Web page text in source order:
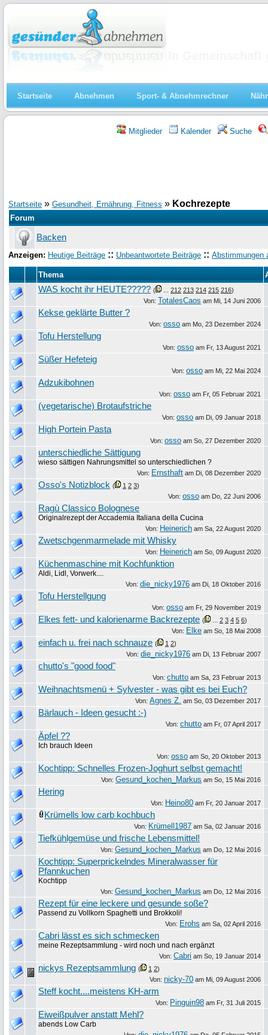
Startseite Abnehmen Sport- & Abnehmrechner
Mitglieder Kalender Suche
Startseite » Gesundheit, Ernährung, Fitness » Kochrezepte
Forum
Backen
Anzeigen: Heutige Beiträge :: Unbeantwortete Beiträge :: Abstimmungen
Thema
WAS kocht ihr HEUTE????? ( 212 213 214 215 216)
Von: TotalesCaos am Mi, 14 Juni 2006
Kekse geklärte Butter ?
Von: osso am Mo, 23 Dezember 2024
Tofu Herstellung
Von: osso am Fr, 13 August 2021
Süßer Hefeteig
Von: osso am Mi, 22 Mai 2024
Adzukibohnen
Von: osso am Fr, 05 Februar 2021
(vegetarische) Brotaufstriche
Von: osso am Di, 09 Januar 2018
High Portein Pasta
Von: osso am So, 27 Dezember 2020
unterschiedliche Sättigung
wieso sättigen Nahrungsmittel so unterschiedlichen ?
Von: Ernsthaft am Di, 08 Dezember 2020
Osso's Notizblock ( 1 2 3)
Von: osso am Do, 22 Juni 2006
Ragù Classico Bolognese
Originalrezept der Accademia Italiana della Cucina
Von: Heinerich am Sa, 22 August 2020
Zwetschgenmarmelade mit Whisky
Von: Heinerich am So, 09 August 2020
Küchenmaschine mit Kochfunktion
Aldi, Lidl, Vorwerk....
Von: die_nicky1976 am Di, 18 Oktober 2016
Tofu Herstellgung
Von: osso am Fr, 29 November 2019
Elkes fett- und kalorienarme Backrezepte ( 2 3 4 5 6)
Von: Elke am So, 18 Mai 2008
einfach u. frei nach schnauze ( 1 2)
Von: die_nicky1976 am Di, 13 Februar 2007
chutto's "good food"
Von: chutto am Sa, 23 Februar 2013
Weihnachtsmenü + Sylvester - was gibt es bei Euch?
Von: Agnes Z. am So, 03 Dezember 2017
Bärlauch - Ideen gesucht :-)
Von: chutto am Fr, 07 April 2017
Äpfel ??
Ich brauch Ideen
Von: osso am So, 20 Oktober 2013
Kochtipp: Schnelles Frozen-Joghurt selbst gemacht!
Von: Gesund_kochen_Markus am So, 15 Mai 2016
Hering
Von: Heino80 am Fr, 20 Januar 2017
Krümells low carb kochbuch
Von: Krümell1987 am Sa, 02 Januar 2016
Tiefkühlgemüse und frische Lebensmittel!
Von: Gesund_kochen_Markus am Do, 12 Mai 2016
Kochtipp: Superprickelndes Mineralwasser für
Pfannkuchen
Kochtipp
Von: Gesund_kochen_Markus am Do, 12 Mai 2016
Rezept für eine leckere und gesunde soße?
Passend zu Vollkorn Spaghetti und Brokkoli!
Von: Erohs am Sa, 02 April 2016
Cabri lässt es sich schmecken
meine Rezeptsammlung - wird noch und nach ergänzt
Von: Cabri am So, 19 Januar 2014
nickys Rezeptsammlung ( 1 2)
Von: nicky-70 am Mi, 09 August 2006
Steff kocht....meistens KH-arm
Von: Pinguin98 am Fr, 31 Juli 2015
Eiweißpulver anstatt Mehl?
abends Low Carb